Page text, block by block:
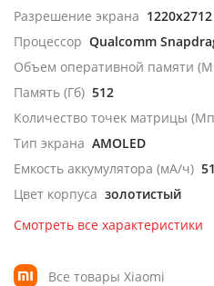
Разрешение экрана 1220x2712
Процессор Qualcomm
Объем оперативной памяти
Память (Гб) 512
Количество точек матрицы
Тип экрана AMOLED
Емкость аккумулятора (мА/ч)
Цвет корпуса золотистый
Смотреть все характеристики
Все товары Xiaomi